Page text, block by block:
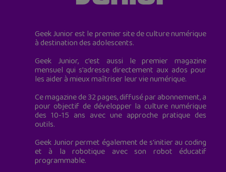
Geek Junior est le premier site de culture numérique
à destination des adolescents.
Geek Junior, c’est aussi le premier magazine
mensuel qui s’adresse directement aux ados pour
les aider à mieux maîtriser leur vie numérique.
Ce magazine de 32 pages, diffusé par abonnement, a
pour objectif de développer la culture numérique
des 10-15 ans avec une approche pratique des
outils.
Geek Junior permet également de s'initier au coding
et à la robotique avec son robot éducatif
programmable.